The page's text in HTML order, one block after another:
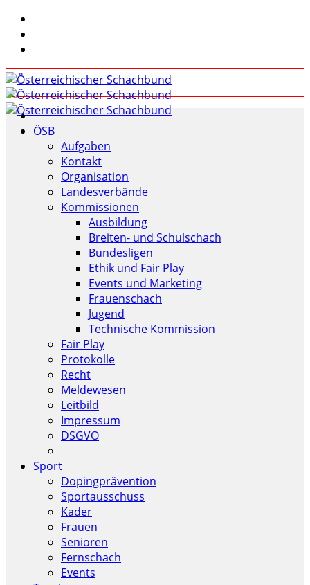
ÖSB
Aufgaben
Kontakt
Organisation
Landesverbände
Kommissionen
Ausbildung
Breiten- und Schulschach
Bundesligen
Ethik und Fair Play
Events und Marketing
Frauenschach
Jugend
Technische Kommission
Fair Play
Protokolle
Recht
Meldewesen
Leitbild
Impressum
DSGVO
Sport
Dopingprävention
Sportausschuss
Kader
Frauen
Senioren
Fernschach
Events